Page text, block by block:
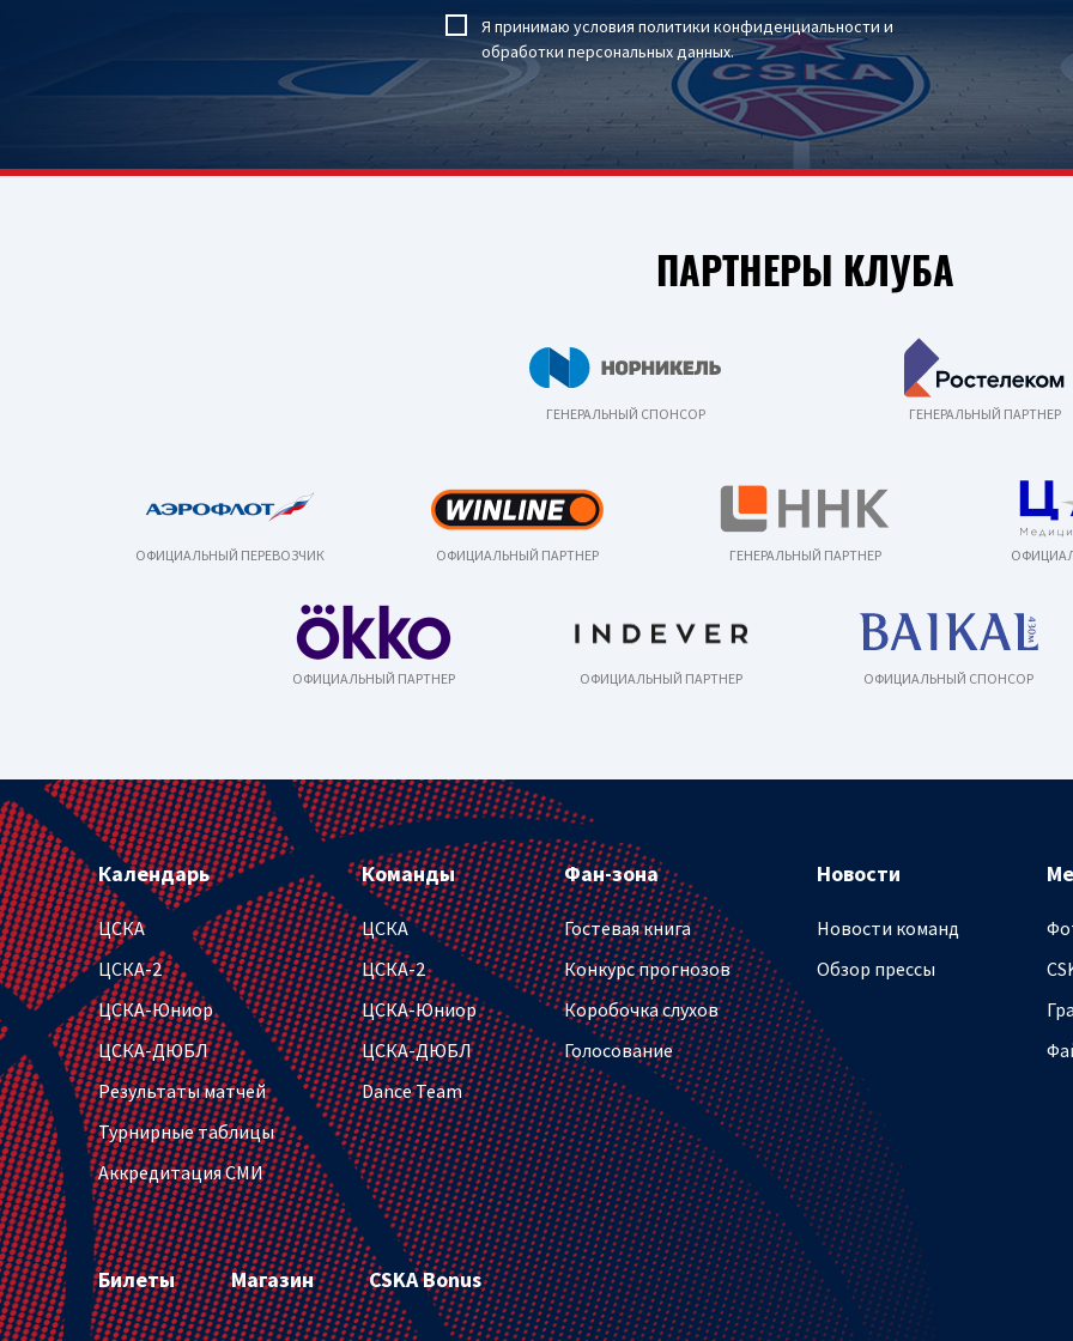
Я принимаю условия политики конфиденциальности и
обработки персональных данных.
ПАРТНЕРЫ КЛУБА
ГЕНЕРАЛЬНЫЙ СПОНСОР ГЕНЕРАЛЬНЫЙ ПАРТНЕР
ОФИЦИАЛЬНЫЙ ПЕРЕВОЗЧИК ОФИЦИАЛЬНЫЙ ПАРТНЕР ГЕНЕРАЛЬНЫЙ ПАРТНЕР
ОФИЦИАЛЬНЫЙ ПАРТНЕР ОФИЦИАЛЬНЫЙ ПАРТНЕР ОФИЦИАЛЬНЫЙ СПОНСОР
Календарь
ЦСКА
ЦСКА-2
ЦСКА-Юниор
ЦСКА-ДЮБЛ
Результаты матчей
Турнирные таблицы
Аккредитация СМИ
Команды
ЦСКА
ЦСКА-2
ЦСКА-Юниор
ЦСКА-ДЮБЛ
Dance Team
Фан-зона
Гостевая книга
Конкурс прогнозов
Коробочка слухов
Голосование
Новости
Новости команд
Обзор прессы
Билеты Магазин CSKA Bonus